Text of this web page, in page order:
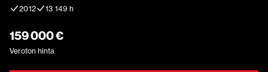
2012 13 149 h
159 000 €
Veroton hinta